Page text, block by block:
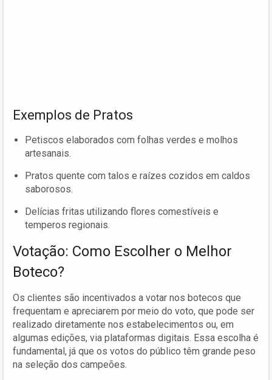
Exemplos de Pratos
Petiscos elaborados com folhas verdes e molhos
artesanais.
Pratos quente com talos e raízes cozidos em caldos
saborosos.
Delícias fritas utilizando flores comestíveis e
temperos regionais.
Votação: Como Escolher o Melhor
Boteco?
Os clientes são incentivados a votar nos botecos que
frequentam e apreciarem por meio do voto, que pode ser
realizado diretamente nos estabelecimentos ou, em
algumas edições, via plataformas digitais. Essa escolha é
fundamental, já que os votos do público têm grande peso
na seleção dos campeões.